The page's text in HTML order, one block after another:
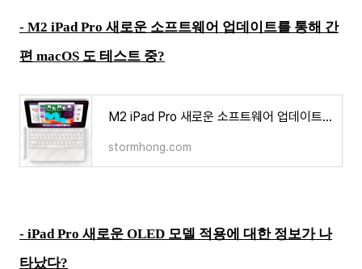
- M2 iPad Pro 새로운 소프트웨어 업데이트를 통해 간
편 macOS 도 테스트 중?
M2 iPad Pro 새로운 소프트웨어 업데이트를 통해 간편 macOS 도 테스트 중?
stormhong.com
- iPad Pro 새로운 OLED 모델 적용에 대한 정보가 나
타났다?